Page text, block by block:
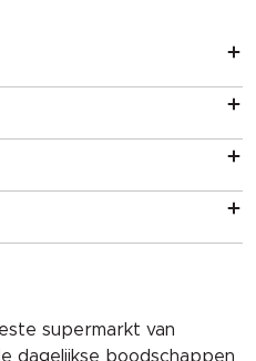
supermarkt van
dagelijkse boodschappen